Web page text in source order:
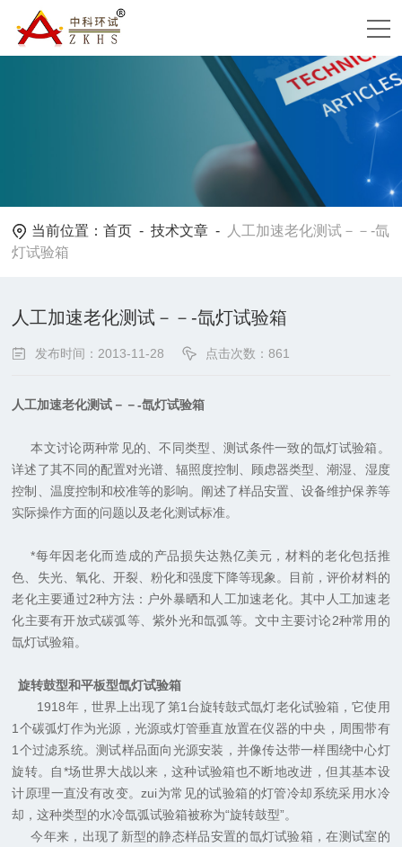
当前位置：首页 -技术文章 -
人工加速老化测试－－-氙
灯试验箱
人工加速老化测试－－-氙灯试验箱
发布时间：2013-11-28 点击次数：861
人工加速老化测试 －－-氙灯试验箱
本文讨论两种常见的、不同类型、测试条件一致的氙灯试验箱。
详述了其不同的配置对光谱、辐照度控制、顾虑器类型、潮湿、湿度
控制、温度控制和校准等的影响。阐述了样品安置、设备维护保养等
实际操作方面的问题以及老化测试标准。
*每年因老化而造成的产品损失达熟亿美元，材料的老化包括推
色、失光、氧化、开裂、粉化和强度下降等现象。目前，评价材料的
老化主要通过2种方法：户外暴晒和人工加速老化。其中人工加速老
化主要有开放式碳弧等、紫外光和氙弧等。文中主要讨论2种常用的
氙灯试验箱。
旋转鼓型和平板型氙灯试验箱
1918年，世界上出现了第1 台旋转鼓式氙灯老化试验箱，它使用
1 个碳弧灯作为光源，光源或灯管垂直放置在仪器的中央，周围带有
1 个过滤系统。测试样品面向光源安装，并像传达带一样围绕中心灯
旋转。自*场世界大战以来，这种试验箱也不断地改进，但其基本设
计原理一直没有改变。zui为常见的试验箱的灯管冷却系统采用水冷
却，这种类型的水冷氙弧试验箱被称为“旋转鼓型”。
今年来，出现了新型的静态样品安置的氙灯试验箱，在测试室的